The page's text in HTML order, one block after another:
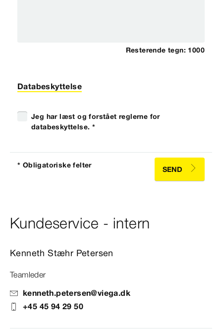
Resterende tegn: 1000
Databeskyttelse
Jeg har læst og forstået reglerne for
databeskyttelse. *
* Obligatoriske felter
SEND
Kundeservice - intern
Kenneth Stæhr Petersen
Teamleder
kenneth.petersen@viega.dk
+45 45 94 29 50